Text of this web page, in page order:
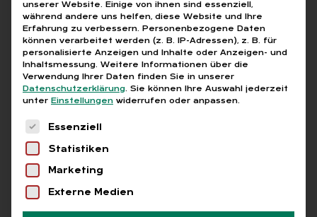
Suchen
Breadcrumb-Navigation
STARTSEITE PAPIERVERBRAUCH
Alle Bei­trä­ge mit dem
Schlag­wort „Pa­pier­ver­
brauch“
Alle Free Abo L+G +
unserer Website. Einige von ihnen sind essenziell,
während andere uns helfen, diese Website und Ihre
Erfahrung zu verbessern. Personenbezogene Daten
können verarbeitet werden (z. B. IP-Adressen), z. B. für
personalisierte Anzeigen und Inhalte oder Anzeigen- und
Inhaltsmessung. Weitere Informationen über die
Verwendung Ihrer Daten finden Sie in unserer
Datenschutzerklärung. Sie können Ihre Auswahl jederzeit
unter Einstellungen widerrufen oder anpassen.
Es folgt eine Liste der Service-Gruppen, für
Essenziell
Statistiken
Marketing
Externe Medien